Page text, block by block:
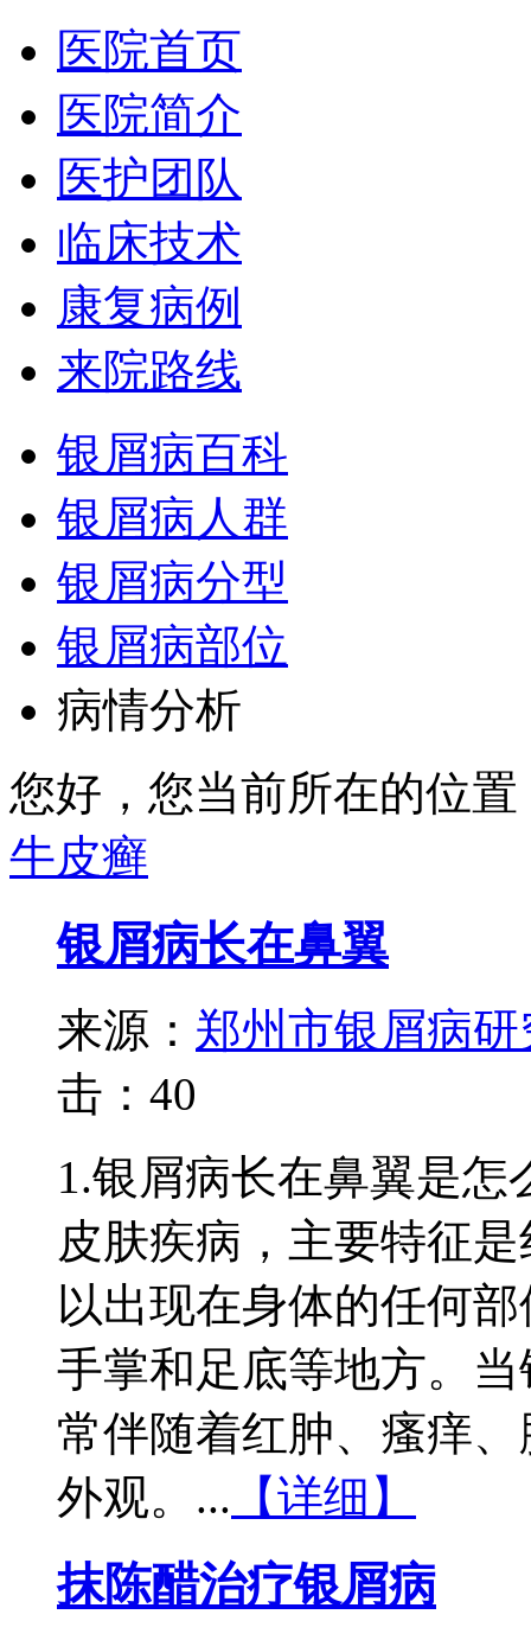
医院首页
医院简介
医护团队
临床技术
康复病例
来院路线
银屑病百科
银屑病人群
银屑病分型
银屑病部位
病情分析
您好，您当前所在的位置
牛皮癣
银屑病长在鼻翼
来源： 郑州市银屑病研
击： 40
1.银屑病长在鼻翼是
皮肤疾病，主要特征
以出现在身体的任何
手掌和足底等地方。
常伴随着红肿、瘙痒
外观。... 【详细】
抹陈醋治疗银屑病